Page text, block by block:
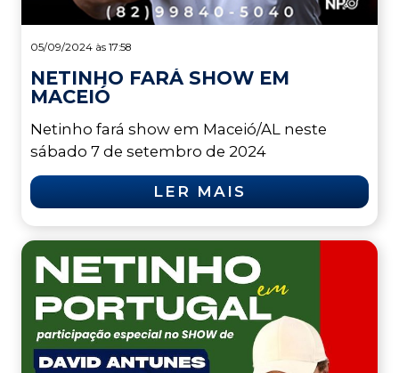
05/09/2024 às 17:58
NETINHO FARÁ SHOW EM
MACEIÓ
Netinho fará show em Maceió/AL neste
sábado 7 de setembro de 2024
LER MAIS